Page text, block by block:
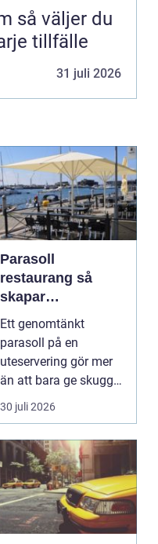
tillfälle
31 juli 2026
Parasoll
restaurang så
skapar
uteserveringen rätt
känsla året runt
Ett genomtänkt
parasoll på en
uteservering gör mer
än att bara ge skugga.
Det påverkar hur länge
gäs...
30 juli 2026